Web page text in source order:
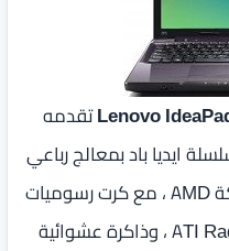
تقدمه
ايديا باد بمعالج رباعي
الانوية اصدار A6-3420M من شركة AMD ‏، مع كرت رسوميات
مدمج يصل الي ATI Radeon HD 6520G ، وذاكرة عشوائية